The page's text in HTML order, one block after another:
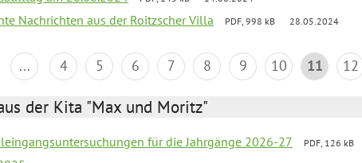
Nachrichten aus der Roitzscher Villa PDF, 998 kB 28.05.2024
... 4 5 6 7 8 9 10 11 12
der Kita "Max und Moritz"
für die Jahrgänge 2026-27 PDF, 126 kB